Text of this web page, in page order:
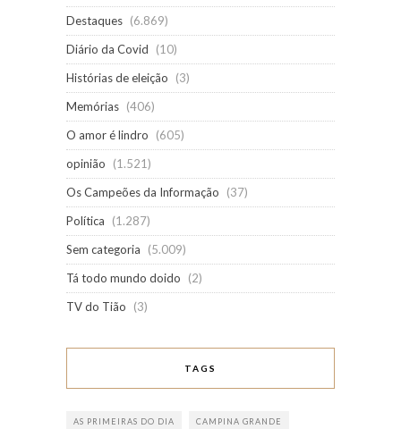
Destaques (6.869)
Diário da Covid
(10)
Histórias de eleição
(3)
Memórias (406)
O amor é lindro
(605)
opinião
(1.521)
Os Campeões da Informação
(37)
Política
(1.287)
Sem categoria
(5.009)
Tá todo mundo doido
(2)
TV do Tião
(3)
TAGS
AS PRIMEIRAS DO DIA CAMPINA GRANDE